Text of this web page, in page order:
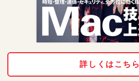
詳しくはこちら